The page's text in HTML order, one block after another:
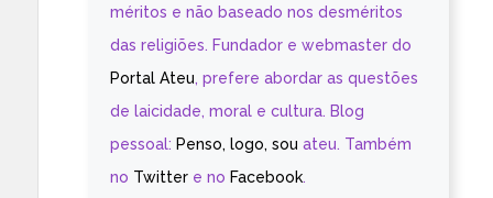
méritos e não baseado nos desméritos
das religiões. Fundador e webmaster do
Portal Ateu, prefere abordar as questões
de laicidade, moral e cultura. Blog
pessoal: Penso, logo, sou ateu. Também
no Twitter e no Facebook.